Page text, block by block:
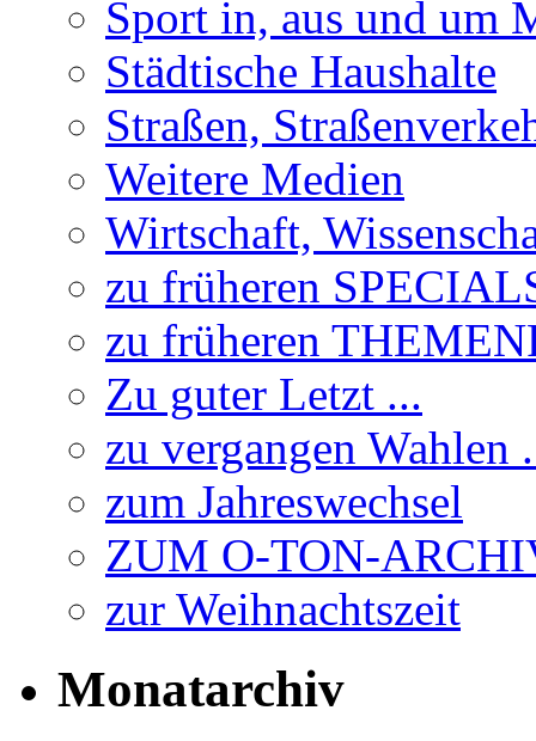
Sport in, aus und um
Städtische Haushalte
Straßen,
Weitere Medien
Wirtschaft,
zu früheren
zu früheren
Zu guter Letzt ...
zu vergangen Wahlen
zum Jahreswechsel
ZUM O-TON-
zur Weihnachtszeit
Monatarchiv